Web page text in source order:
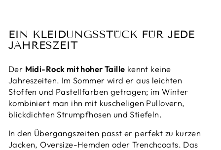
EIN KLEIDUNGSSTÜCK FÜR JEDE
JAHRESZEIT
Der Midi-Rock mit hoher Taille kennt keine
Jahreszeiten. Im Sommer wird er aus leichten
Stoffen und Pastellfarben getragen; im Winter
kombiniert man ihn mit kuscheligen Pullovern,
blickdichten Strumpfhosen und Stiefeln.
In den Übergangszeiten passt er perfekt zu kurzen
Jacken, Oversize-Hemden oder Trenchcoats. Das